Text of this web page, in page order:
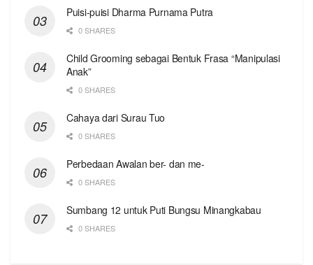
Puisi-puisi Dharma Purnama Putra
0 SHARES
Child Grooming sebagai Bentuk Frasa “Manipulasi
Anak”
0 SHARES
Cahaya dari Surau Tuo
0 SHARES
Perbedaan Awalan ber- dan me-
0 SHARES
Sumbang 12 untuk Puti Bungsu Minangkabau
0 SHARES